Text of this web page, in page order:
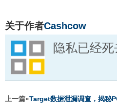
关于作者Cashcow
隐私已经
上一篇«Target数据泄漏调查，揭秘